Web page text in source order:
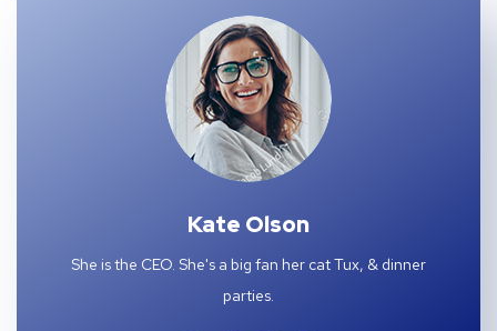
Kate Olson
She is the CEO. She's a big fan her cat Tux, & dinner
parties.